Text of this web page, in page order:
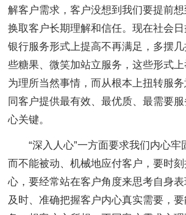
解客户需求，客户没想到我们要提前
换取客户长期理解和信任。现在社会
银行服务形式上提高不再满足，多摆
些糖果、微笑加站立服务，这些形式
为理所当然事情，而从根本上扭转服
同客户提供最有效、最优质、最需要服
心关键。
“深入人心”一方面要求我们内心牢
而不能被动、机械地应付客户，要时
心，要经常站在客户角度来思考自身
及时、准确把握客户内心真实需要，